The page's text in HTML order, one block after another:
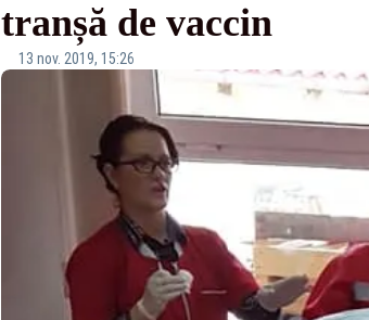
tranșă de vaccin
13 nov. 2019, 15:26